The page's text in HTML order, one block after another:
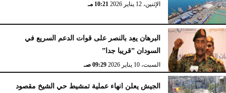
الإثنين، 12 يناير 2026 10:21 مـ
البرهان يعِد بالنصر على قوات الدعم السريع في
السودان ”قريبا جدا”
السبت، 10 يناير 2026 09:29 صـ
الجيش يعلن انهاء عملية تمشيط حي الشيخ مقصود